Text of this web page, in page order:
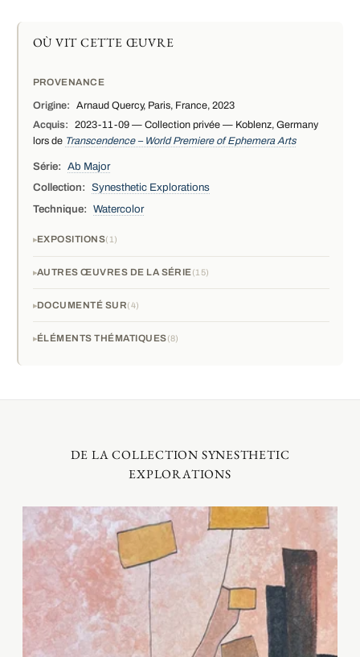
OÙ VIT CETTE ŒUVRE
PROVENANCE
Origine:
Arnaud Quercy, Paris, France, 2023
Acquis:
2023-11-09 — Collection privée — Koblenz, Germany
lors de Transcendence – World Premiere of Ephemera Arts
Série:
Ab Major
Collection:
Synesthetic Explorations
Technique:
Watercolor
EXPOSITIONS 1
AUTRES ŒUVRES DE LA SÉRIE 15
DOCUMENTÉ SUR 4
ÉLÉMENTS THÉMATIQUES 8
DE LA COLLECTION SYNESTHETIC
EXPLORATIONS